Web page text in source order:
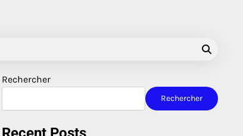
Rechercher
Rechercher